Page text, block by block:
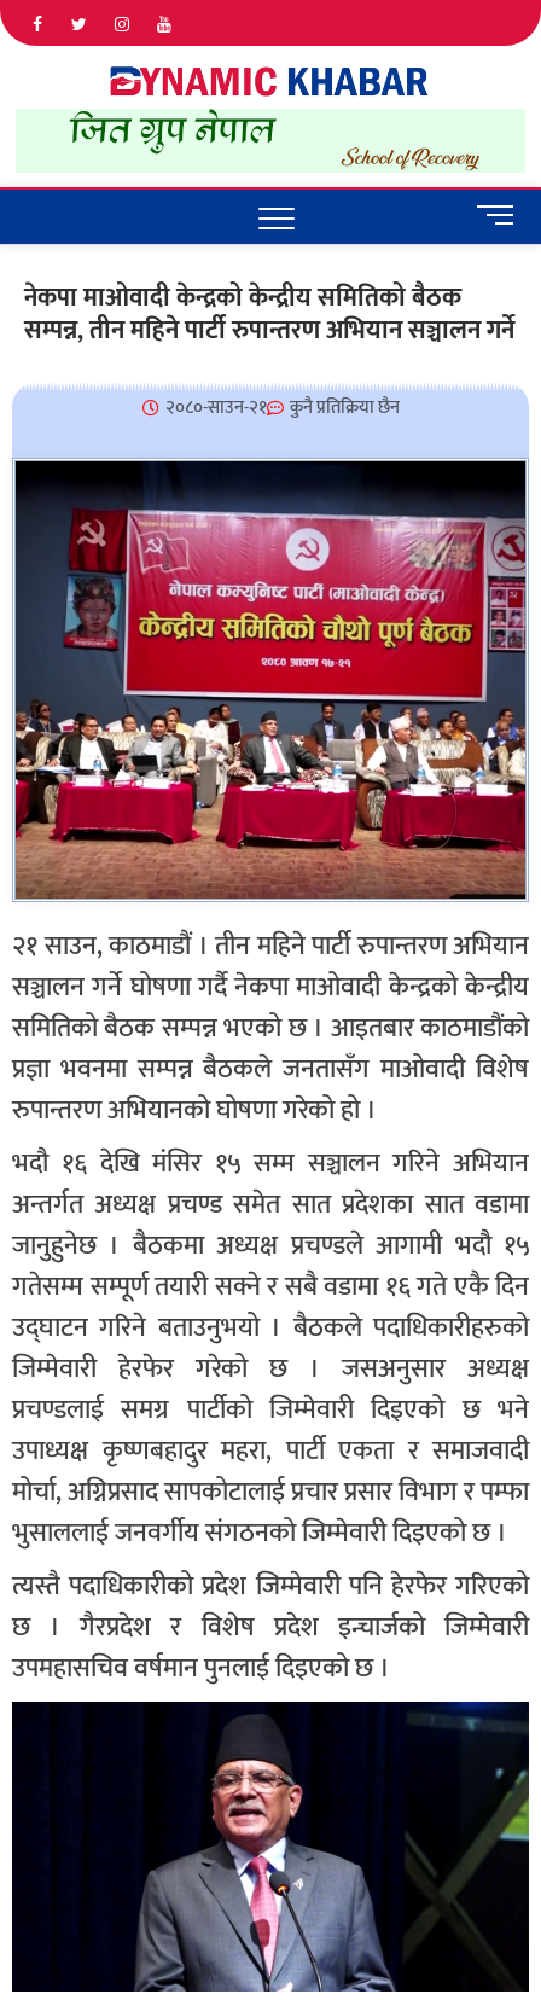
IN NEPAL
M
e
B
n
नेकपा माओवादी केन्द्रको केन्द्रीय समितिको बैठक
सम्पन्न, तीन महिने पार्टी रुपान्तरण अभियान सञ्चालन गर्ने
२०८०-साउन-२१ कुनै प्रतिक्रिया छैन
२१ साउन, काठमाडौं । तीन महिने पार्टी रुपान्तरण अभियान
सञ्चालन गर्ने घोषणा गर्दै नेकपा माओवादी केन्द्रको केन्द्रीय
समितिको बैठक सम्पन्न भएको छ । आइतबार काठमाडौंको
प्रज्ञा भवनमा सम्पन्न बैठकले जनतासँग माओवादी विशेष
रुपान्तरण अभियानको घोषणा गरेको हो ।
भदौ १६ देखि मंसिर १५ सम्म सञ्चालन गरिने अभियान
अन्तर्गत अध्यक्ष प्रचण्ड समेत सात प्रदेशका सात वडामा
जानुहुनेछ । बैठकमा अध्यक्ष प्रचण्डले आगामी भदौ १५
गतेसम्म सम्पूर्ण तयारी सक्ने र सबै वडामा १६ गते एकै दिन
उद्घाटन गरिने बताउनुभयो । बैठकले पदाधिकारीहरुको
जिम्मेवारी हेरफेर गरेको छ । जसअनुसार अध्यक्ष
प्रचण्डलाई समग्र पार्टीको जिम्मेवारी दिइएको छ भने
उपाध्यक्ष कृष्णबहादुर महरा, पार्टी एकता र समाजवादी
मोर्चा, अग्निप्रसाद सापकोटालाई प्रचार प्रसार विभाग र पम्फा
भुसाललाई जनवर्गीय संगठनको जिम्मेवारी दिइएको छ ।
त्यस्तै पदाधिकारीको प्रदेश जिम्मेवारी पनि हेरफेर गरिएको
छ । गैरप्रदेश र विशेष प्रदेश इन्चार्जको जिम्मेवारी
उपमहासचिव वर्षमान पुनलाई दिइएको छ ।